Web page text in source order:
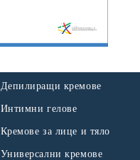
Депилиращи кремове
Интимни гелове
Кремове за лице и тяло
Универсални кремове